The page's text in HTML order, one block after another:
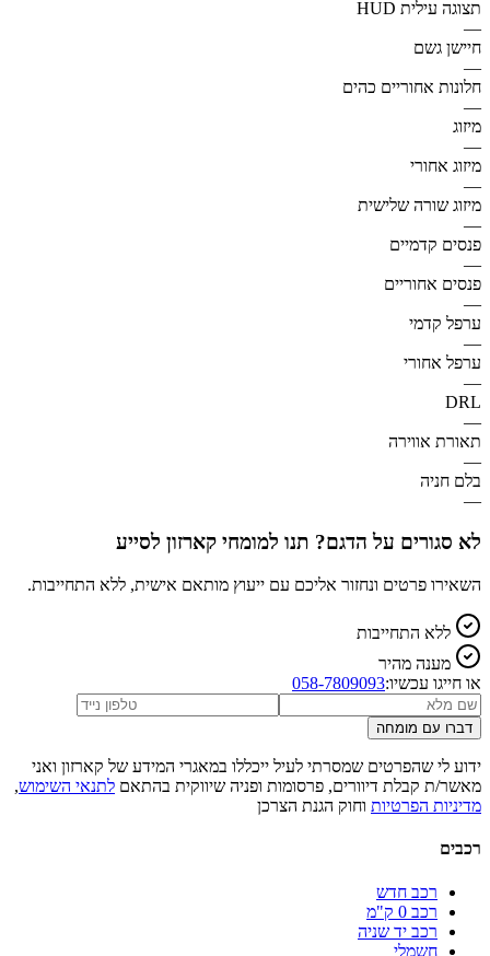
תצוגה עילית HUD
—
חיישן גשם
—
חלונות אחוריים כהים
—
מיזוג
—
מיזוג אחורי
—
מיזוג שורה שלישית
—
פנסים קדמיים
—
פנסים אחוריים
—
ערפל קדמי
—
ערפל אחורי
—
DRL
—
תאורת אווירה
—
בלם חניה
—
לא סגורים על הדגם? תנו למומחי קארזון לסייע
השאירו פרטים ונחזור אליכם עם ייעוץ מותאם אישית, ללא התחייבות.
ללא התחייבות
מענה מהיר
או חייגו עכשיו:058-7809093
דברו עם מומחה
ידוע לי שהפרטים שמסרתי לעיל ייכללו במאגרי המידע של קארזון ואני
מאשר/ת קבלת דיוורים, פרסומות ופניה שיווקית בהתאם לתנאי השימוש,
מדיניות הפרטיות וחוק הגנת הצרכן
רכבים
רכב חדש
רכב 0 ק"מ
רכב יד שניה
חשמלי